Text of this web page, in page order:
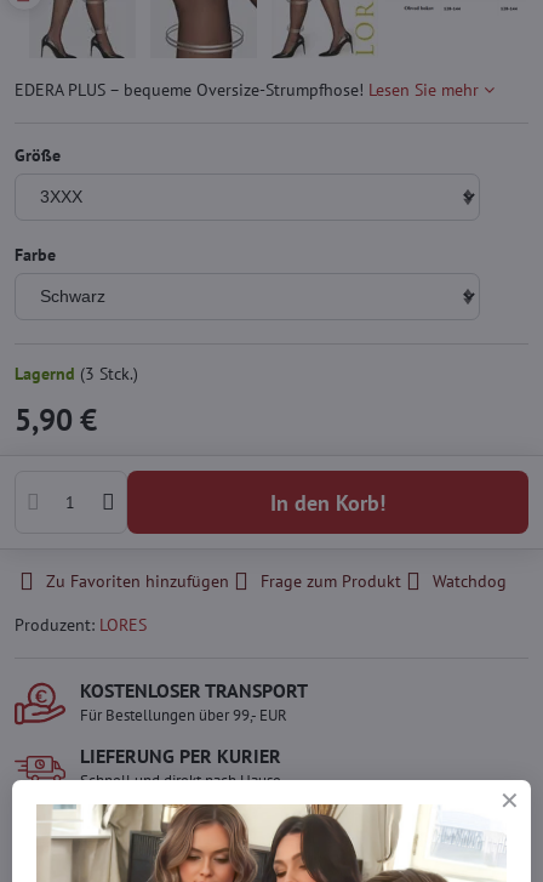
EDERA PLUS – bequeme Oversize-Strumpfhose! Lesen Sie mehr
Größe
Farbe
Lagernd (3 Stck.)
5,90 €
In den Korb!
Zu Favoriten hinzufügen Frage zum Produkt
Watchdog
Produzent: LORES
KOSTENLOSER TRANSPORT
Für Bestellungen über 99,- EUR
LIEFERUNG PER KURIER
Schnell und direkt nach Hause.
SICHERE ZAHLUNGEN
Gesicherte Online-Zahlungen